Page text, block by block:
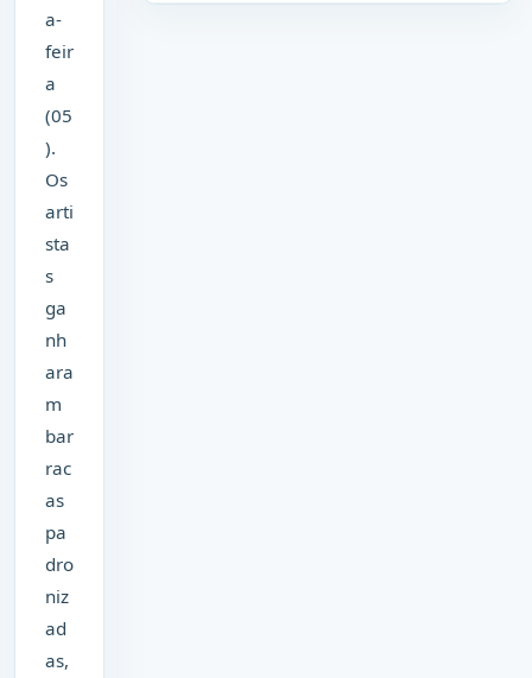
a-
feir
a
(05
).
Os
arti
sta
s
ga
nh
ara
m
bar
rac
as
pa
dro
niz
ad
as,